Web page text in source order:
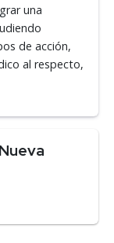
una
de acción,
al respecto,